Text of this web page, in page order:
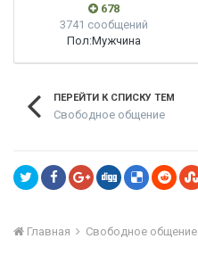
678
3741 сообщений
Пол:Мужчина
ПЕРЕЙТИ К СПИСКУ ТЕМ
Свободное общение
Главная Свободное общение